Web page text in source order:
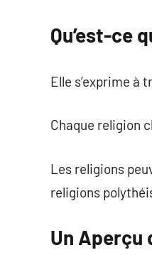
Qu’est-ce
Elle s’exprime à
Chaque religion
Les religions
religions
Un Aperçu